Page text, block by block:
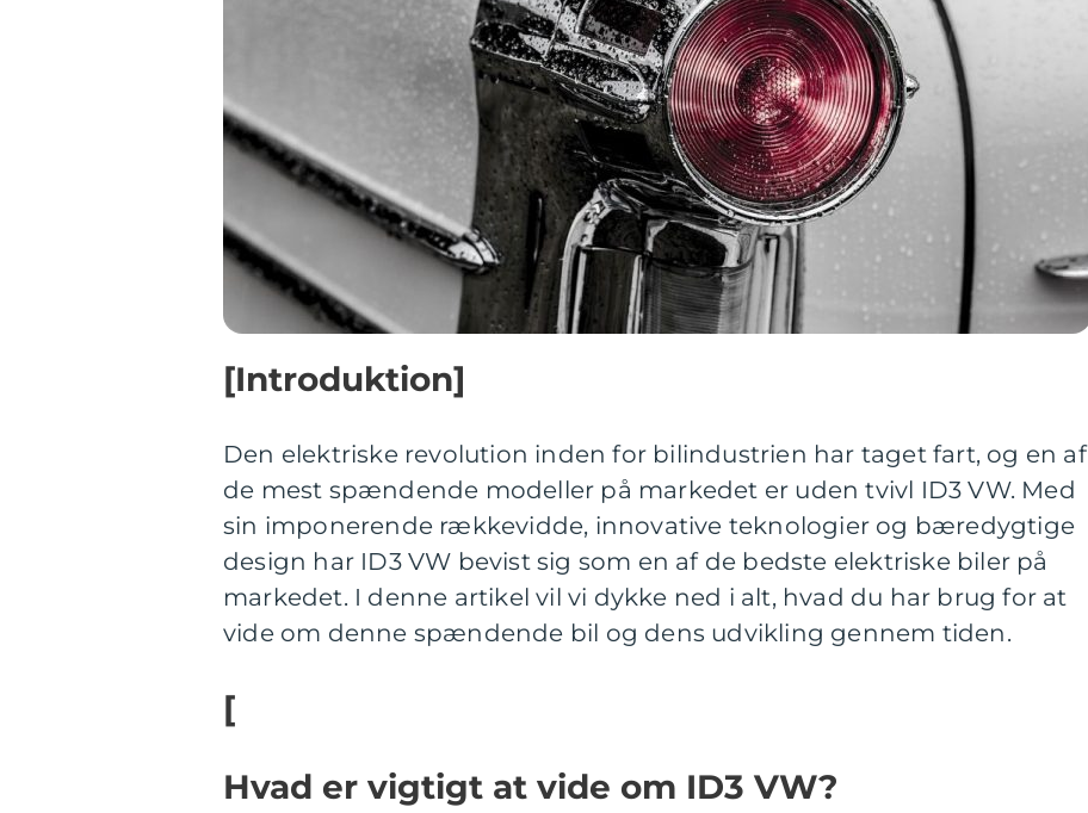
[Introduktion]
Den elektriske revolution inden for bilindustrien har taget fart, og en af
de mest spændende modeller på markedet er uden tvivl ID3 VW. Med
sin imponerende rækkevidde, innovative teknologier og bæredygtige
design har ID3 VW bevist sig som en af de bedste elektriske biler på
markedet. I denne artikel vil vi dykke ned i alt, hvad du har brug for at
vide om denne spændende bil og dens udvikling gennem tiden.
[
Hvad er vigtigt at vide om ID3 VW?